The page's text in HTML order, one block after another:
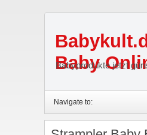
Baby
Babyprodukte jetzt
Navigate to: